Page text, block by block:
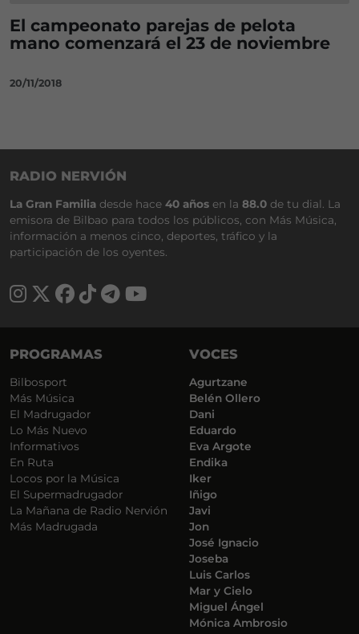
El campeonato parejas de pelota
mano comenzará el 23 de noviembre
20/11/2018
RADIO NERVIÓN
La Gran Familia desde hace 40 años en la 88.0 de tu dial. La
emisora de Bilbao para todos los públicos, con Más Música,
información a menos cinco, deportes, tráfico y la
participación de los oyentes.
PROGRAMAS
Bilbosport
Más Música
El Madrugador
Lo Más Nuevo
Informativos
En Ruta
Locos por la Música
El Supermadrugador
La Mañana de Radio Nervión
Más Madrugada
VOCES
Agurtzane
Belén Ollero
Dani
Eduardo
Eva Argote
Endika
Iker
Iñigo
Javi
Jon
José Ignacio
Joseba
Luis Carlos
Mar y Cielo
Miguel Ángel
Mónica Ambrosio